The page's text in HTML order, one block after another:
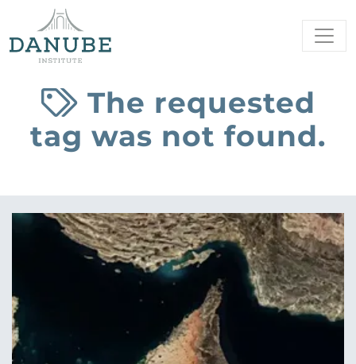
The requested
tag was not found.